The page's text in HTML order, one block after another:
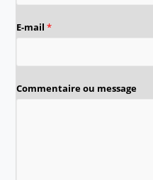
E-mail*
Commentaire ou message